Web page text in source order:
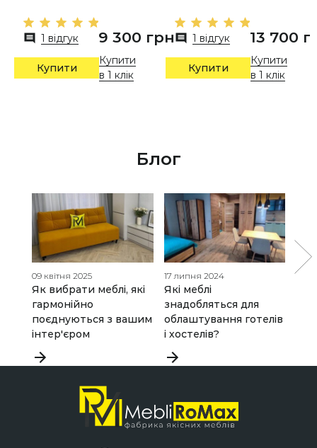
1 відгук 9 300 грн
Купити
Купити
в 1 клік
1 відгук 13 700
Купити
Купити
в 1 клік
Блог
09 квітня 2025
Як вибрати меблі, які
гармонійно
поєднуються з вашим
інтер'єром
17 липня 2024
Які меблі
знадобляться для
облаштування готелів
і хостелів?
25